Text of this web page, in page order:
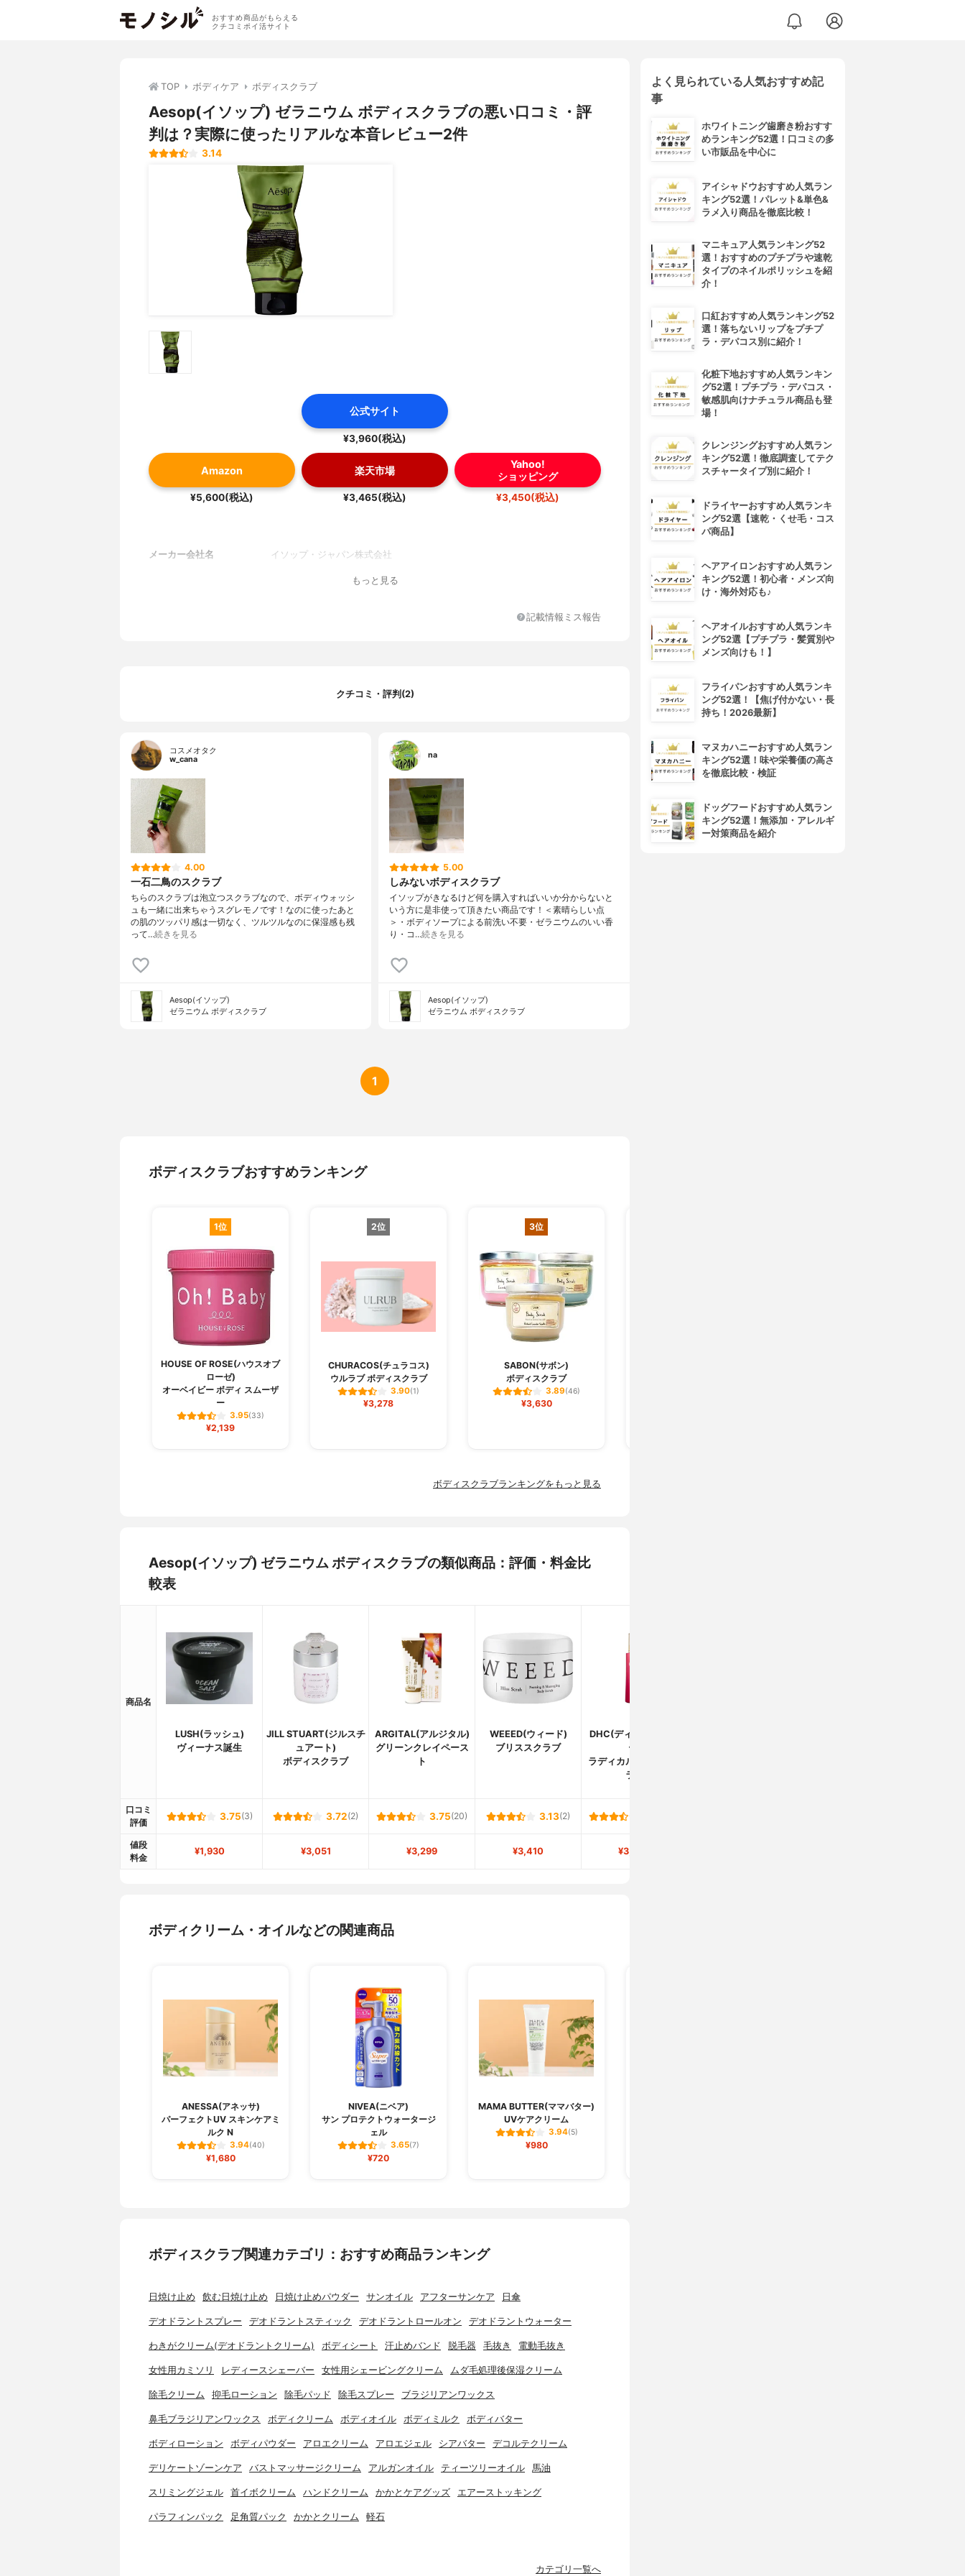
おすすめ商品がもらえる
クチコミポイ活サイト
TOP ボディケア ボディスクラブ
Aesop(イソップ) ゼラニウム ボディスクラブの悪い口コミ・評
判は？実際に使ったリアルな本音レビュー2件
3.14
公式サイト
¥3,960(税込)
Amazon
¥5,600(税込)
楽天市場
¥3,465(税込)
Yahoo!
ショッピング
¥3,450(税込)
メーカー会社名 イソップ・ジャパン株式会社
もっと見る
記載情報ミス報告
クチコミ・評判(2)
コスメオタク
w_cana
4.00
一石二鳥のスクラブ
ちらのスクラブは泡立つスクラブなので、ボディウォッシ
ュも一緒に出来ちゃうスグレモノです！なのに使ったあと
の肌のツッパリ感は一切なく、ツルツルなのに保湿感も残
って…続きを見る
Aesop(イソップ)
ゼラニウム ボディスクラブ
na
5.00
しみないボディスクラブ
イソップがきなるけど何を購入すればいいか分からないと
いう方に是非使って頂きたい商品です！＜素晴らしい点
＞・ボディソープによる前洗い不要・ゼラニウムのいい香
り・コ…続きを見る
Aesop(イソップ)
ゼラニウム ボディスクラブ
1
ボディスクラブおすすめランキング
1位
HOUSE OF ROSE(ハウスオブ
ローゼ)
オーベイビー ボディ スムーザ
ー
3.95(33)
¥2,139
2位
CHURACOS(チュラコス)
ウルラブ ボディスクラブ
3.90(1)
¥3,278
3位
SABON(サボン)
ボディスクラブ
3.89(46)
¥3,630
ボディスクラブランキングをもっと見る
Aesop(イソップ) ゼラニウム ボディスクラブの類似商品：評価・料金比
較表
商品名
LUSH(ラッシュ)
ヴィーナス誕生
JILL STUART(ジルスチ
ュアート)
ボディスクラブ
ARGITAL(アルジタル)
グリーンクレイペース
ト
WEEED(ウィード)
ブリススクラブ
DHC(ディーエイチシ
ー)
ラディカルフィットセ
ラム
口コミ
評価
3.75(3) 3.72(2) 3.75(20) 3.13(2)
値段
料金
¥1,930 ¥3,051 ¥3,299 ¥3,410 ¥3,600
ボディクリーム・オイルなどの関連商品
ANESSA(アネッサ)
パーフェクトUV スキンケアミ
ルク N
3.94(40)
¥1,680
NIVEA(ニベア)
サン プロテクトウォータージ
ェル
3.65(7)
¥720
MAMA BUTTER(ママバター)
UVケアクリーム
3.94(5)
¥980
ボディスクラブ関連カテゴリ：おすすめ商品ランキング
日焼け止め 飲む日焼け止め 日焼け止めパウダー サンオイル アフターサンケア 日傘
デオドラントスプレー デオドラントスティック デオドラントロールオン デオドラントウォーター
わきがクリーム(デオドラントクリーム) ボディシート 汗止めバンド 脱毛器 毛抜き 電動毛抜き
女性用カミソリ レディースシェーバー 女性用シェービングクリーム ムダ毛処理後保湿クリーム
除毛クリーム 抑毛ローション 除毛パッド 除毛スプレー ブラジリアンワックス
鼻毛ブラジリアンワックス ボディクリーム ボディオイル ボディミルク ボディバター
ボディローション ボディパウダー アロエクリーム アロエジェル シアバター デコルテクリーム
デリケートゾーンケア バストマッサージクリーム アルガンオイル ティーツリーオイル 馬油
スリミングジェル 首イボクリーム ハンドクリーム かかとケアグッズ エアーストッキング
パラフィンパック 足角質パック かかとクリーム 軽石
カテゴリ一覧へ
よく見られている人気おすすめ記
事
ホワイトニング歯磨き粉おすす
めランキング52選！口コミの多
い市販品を中心に
アイシャドウおすすめ人気ラン
キング52選！パレット&単色&
ラメ入り商品を徹底比較！
マニキュア人気ランキング52
選！おすすめのプチプラや速乾
タイプのネイルポリッシュを紹
介！
口紅おすすめ人気ランキング52
選！落ちないリップをプチプ
ラ・デパコス別に紹介！
化粧下地おすすめ人気ランキン
グ52選！プチプラ・デパコス・
敏感肌向けナチュラル商品も登
場！
クレンジングおすすめ人気ラン
キング52選！徹底調査してテク
スチャータイプ別に紹介！
ドライヤーおすすめ人気ランキ
ング52選【速乾・くせ毛・コス
パ商品】
ヘアアイロンおすすめ人気ラン
キング52選！初心者・メンズ向
け・海外対応も♪
ヘアオイルおすすめ人気ランキ
ング52選【プチプラ・髪質別や
メンズ向けも！】
フライパンおすすめ人気ランキ
ング52選！【焦げ付かない・長
持ち！2026最新】
マヌカハニーおすすめ人気ラン
キング52選！味や栄養価の高さ
を徹底比較・検証
ドッグフードおすすめ人気ラン
キング52選！無添加・アレルギ
ー対策商品を紹介